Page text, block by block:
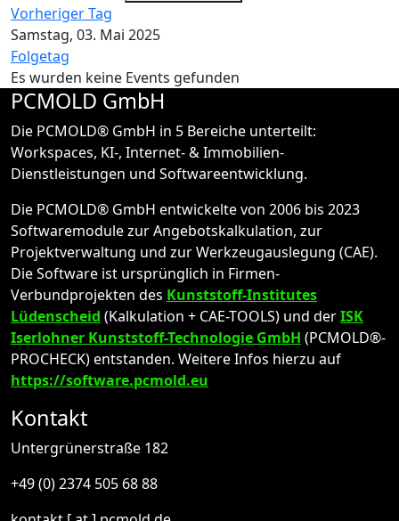
Vorheriger Tag
Samstag, 03. Mai 2025
Folgetag
Es wurden keine Events gefunden
PCMOLD GmbH
Die PCMOLD® GmbH in 5 Bereiche unterteilt:
Workspaces, KI-, Internet- & Immobilien-
Dienstleistungen und Softwareentwicklung.
Die PCMOLD® GmbH entwickelte von 2006 bis 2023
Softwaremodule zur Angebotskalkulation, zur
Projektverwaltung und zur Werkzeugauslegung (CAE).
Die Software ist ursprünglich in Firmen-
Verbundprojekten des Kunststoff-Institutes
Lüdenscheid (Kalkulation + CAE-TOOLS) und derISK
Iserlohner Kunststoff-Technologie GmbH (PCMOLD®-
PROCHECK) entstanden. Weitere Infos hierzu auf
https://software.pcmold.eu
Kontakt
Untergrünerstraße 182
+49 (0) 2374 505 68 88